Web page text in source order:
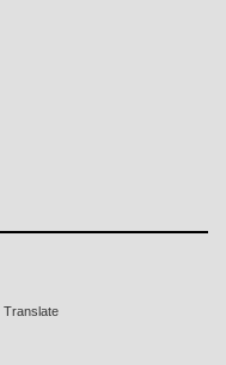
Translate